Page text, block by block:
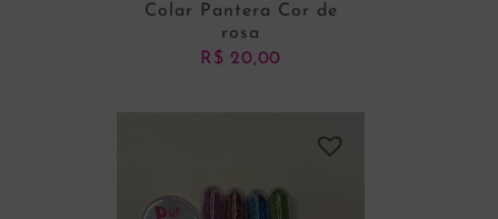
Colar Pantera Cor de
rosa
R$ 20,00